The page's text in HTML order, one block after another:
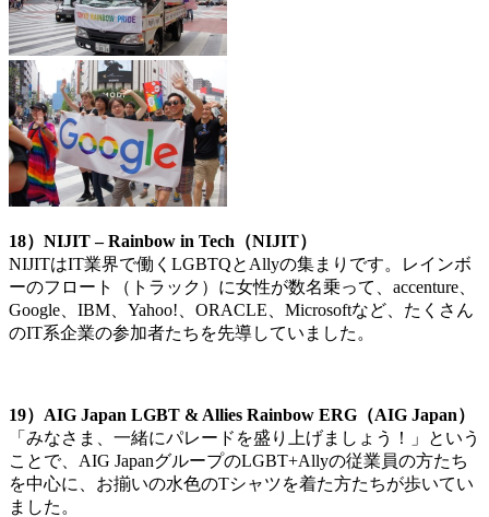
18）NIJIT – Rainbow in Tech（NIJIT）
NIJITはIT業界で働くLGBTQとAllyの集まりです。レインボ
ーのフロート（トラック）に女性が数名乗って、accenture、
Google、IBM、Yahoo!、ORACLE、Microsoftなど、たくさん
のIT系企業の参加者たちを先導していました。
19）AIG Japan LGBT & Allies Rainbow ERG（AIG Japan）
「みなさま、一緒にパレードを盛り上げましょう！」という
ことで、AIG JapanグループのLGBT+Allyの従業員の方たち
を中心に、お揃いの水色のTシャツを着た方たちが歩いてい
ました。